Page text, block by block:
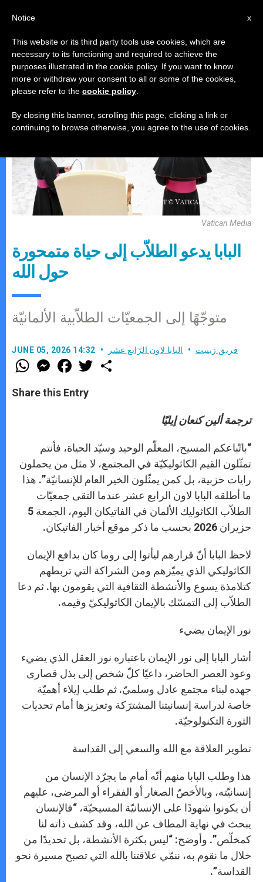
البابا لاون الرّابع عشر
Vatican Media
البابا يدعو الطلاّب إلى حياة متمحورة
حول الله
متوجّهًا إلى الجمعيّات الطلاّبية الألمانيّة
JUNE 05, 2026 14:32 فريق زينيت البابا لاون الرّابع عشر
W
h
t
s
M
e
s
e
F
a
e
b
w
Share this Entry
ترجمة ألين كنعان إيليّا
“باتّباعكم المسيح، المعلّم الوحيد وسيّد الحياة، فأنتم
تمثّلون القيم الكاثوليكيّة في المجتمع، لا مثل من يحملون
رايات حزبية، بل كمن يمثّلون الخير العام للإنسانيّة”. هذا
ما أطلقه البابا لاون الرابع عشر عندما التقى جمعيّات
الطلاّب الكاثوليك الألمان في الفاتيكان اليوم، الجمعة 5
حزيران 2026 بحسب ما ذكر موقع أخبار الفاتيكان.
لاحظ البابا أنّ قرارهم ليأتوا إلى روما كان بدافع الإيمان
الكاثوليكي الذي يميّزهم ومن الشراكة التي تربطهم
كتلامذة يسوع والأنشطة الثقافية التي يقومون بها. ثم دعا
الطلاّب إلى التمسّك بالإيمان الكاثوليكيّ وقيمه.
نور الإيمان يضيء
أشار البابا إلى نور الإيمان باعتباره نور العقل الذي يضيء
وعود العصر الحاضر، داعيًا كلّ شخص إلى بذل قصارى
جهده لبناء مجتمع عادل وسلميّ. ثم طلب إيلاء أهميّة
خاصة لدراسة إنسانيتنا المشترَكة وتعزيزها أمام تحديات
الثورة التكنولوجيّة.
تطوير العلاقة مع الله والسعي إلى القداسة
هذا وطلب البابا منهم أنّه أمام ما يجرّد الإنسان من
إنسانيّته، وبالأخصّ الصغار أو الفقراء أو المرضى، عليهم
أن يكونوا شهودًا على الإنسانيّة المسيحيّة، “فالإنسان
يبحث في نهاية المطاف عن الله، وقد كشف ذاته لنا
كمخلّص”. وأوضح: “ليس بكثرة الأنشطة، بل تحديدًا من
خلال ما نقوم به، ننمّي علاقتنا بالله التي تصبح مسيرة نحو
القداسة”.
x
Notice
This website or its third party tools use cookies, which are
necessary to its functioning and required to achieve the
purposes illustrated in the cookie policy. If you want to know
more or withdraw your consent to all or some of the cookies,
please refer to the cookie policy
By closing this banner, scrolling this page, clicking a link or
continuing to browse otherwise, you agree to the use of cookies.